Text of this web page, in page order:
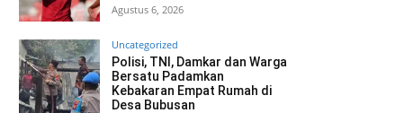
Agustus 6, 2026
Uncategorized
Polisi, TNI, Damkar dan Warga
Bersatu Padamkan
Kebakaran Empat Rumah di
Desa Bubusan